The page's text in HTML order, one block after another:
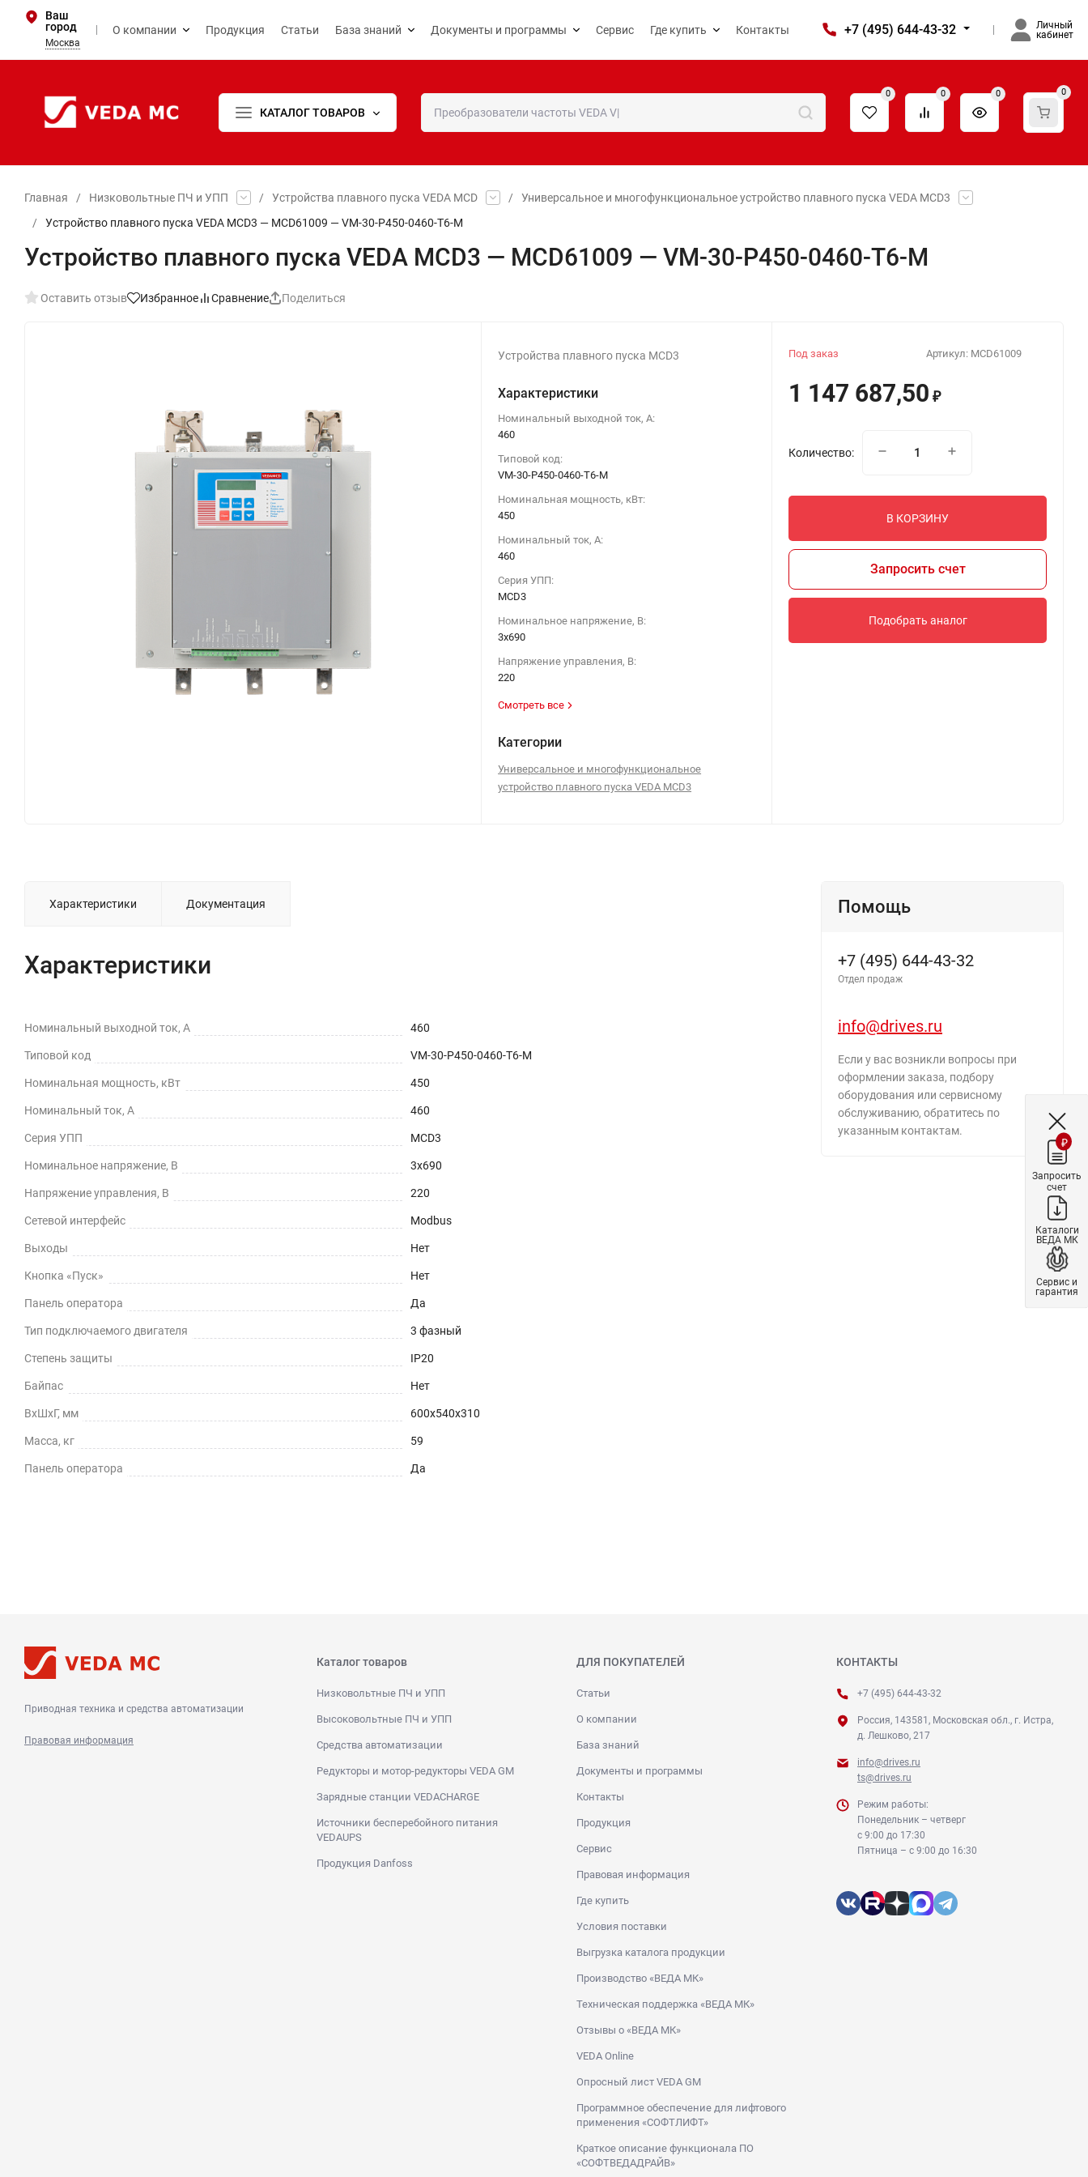
Ваш
город
Москва
О компании Продукция Статьи База знаний Документы и программы Сервис Где купить Контакты +7 (495) 644-43-32
Личный
кабинет
КАТАЛОГ ТОВАРОВ
0 0 0 0
Главная / Низковольтные ПЧ и УПП / Устройства плавного пуска VEDA MCD /
Универсальное и многофункциональное устройство плавного пуска VEDA MCD3
/
Устройство плавного пуска VEDA MCD3 — MCD61009 — VM-30-P450-0460-T6-M
Устройство плавного пуска VEDA MCD3 — MCD61009 — VM-30-P450-0460-T6-M
Оставить отзыв Избранное Сравнение Поделиться
Устройства плавного пуска MCD3
Характеристики
Номинальный выходной ток, А:
460
Типовой код:
VM-30-P450-0460-T6-M
Номинальная мощность, кВт:
450
Номинальный ток, А:
460
Серия УПП:
MCD3
Номинальное напряжение, В:
3х690
Напряжение управления, В:
220
Смотреть все
Категории
Универсальное и многофункциональное
устройство плавного пуска VEDA MCD3
Артикул: MCD61009
Под заказ
1 147 687,50 ₽
Количество:
В КОРЗИНУ
Запросить счет
Подобрать аналог
Характеристики Документация
Характеристики
Номинальный выходной ток, А 460
Типовой код VM-30-P450-0460-T6-M
Номинальная мощность, кВт 450
Номинальный ток, А 460
Серия УПП MCD3
Номинальное напряжение, В 3х690
Напряжение управления, В 220
Сетевой интерфейс Modbus
Выходы Нет
Кнопка «Пуск» Нет
Панель оператора Да
Тип подключаемого двигателя 3 фазный
Степень защиты IP20
Байпас Нет
ВхШхГ, мм 600х540х310
Масса, кг 59
Панель оператора Да
Помощь
+7 (495) 644-43-32
Отдел продаж
info@drives.ru
Если у вас возникли вопросы при
оформлении заказа, подбору
оборудования или сервисному
обслуживанию, обратитесь по
указанным контактам.
Приводная техника и средства автоматизации
Правовая информация
Каталог товаров
Низковольтные ПЧ и УПП
Высоковольтные ПЧ и УПП
Средства автоматизации
Редукторы и мотор-редукторы VEDA GM
Зарядные станции VEDACHARGE
Источники бесперебойного питания
VEDAUPS
Продукция Danfoss
ДЛЯ ПОКУПАТЕЛЕЙ
Статьи
О компании
База знаний
Документы и программы
Контакты
Продукция
Сервис
Правовая информация
Где купить
Условия поставки
Выгрузка каталога продукции
Производство «ВЕДА МК»
Техническая поддержка «ВЕДА МК»
Отзывы о «ВЕДА МК»
VEDA Online
Опросный лист VEDA GM
Программное обеспечение для лифтового
применения «СОФТЛИФТ»
Краткое описание функционала ПО
«СОФТВЕДАДРАЙВ»
КОНТАКТЫ
+7 (495) 644-43-32
Россия, 143581, Московская обл., г. Истра,
д. Лешково, 217
info@drives.ru
ts@drives.ru
Режим работы:
Понедельник – четверг
с 9:00 до 17:30
Пятница – с 9:00 до 16:30
₽
Запросить
счет
Каталоги
ВЕДА МК
Сервис и
гарантия